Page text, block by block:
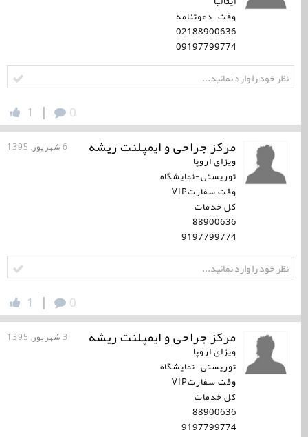
وقت-دعوتنامه
02188900636
09197799774
0
|
1
مرکز جراحی و ایمپلنت ریشه 6 شهریور, 1395
ویزای اروپا
توریستی-نمایشگاه
وقت سفارتVIP
کل خدمات
88900636
9197799774
0
|
1
مرکز جراحی و ایمپلنت ریشه 3 شهریور, 1395
ویزای اروپا
توریستی-نمایشگاه
وقت سفارتVIP
کل خدمات
88900636
9197799774